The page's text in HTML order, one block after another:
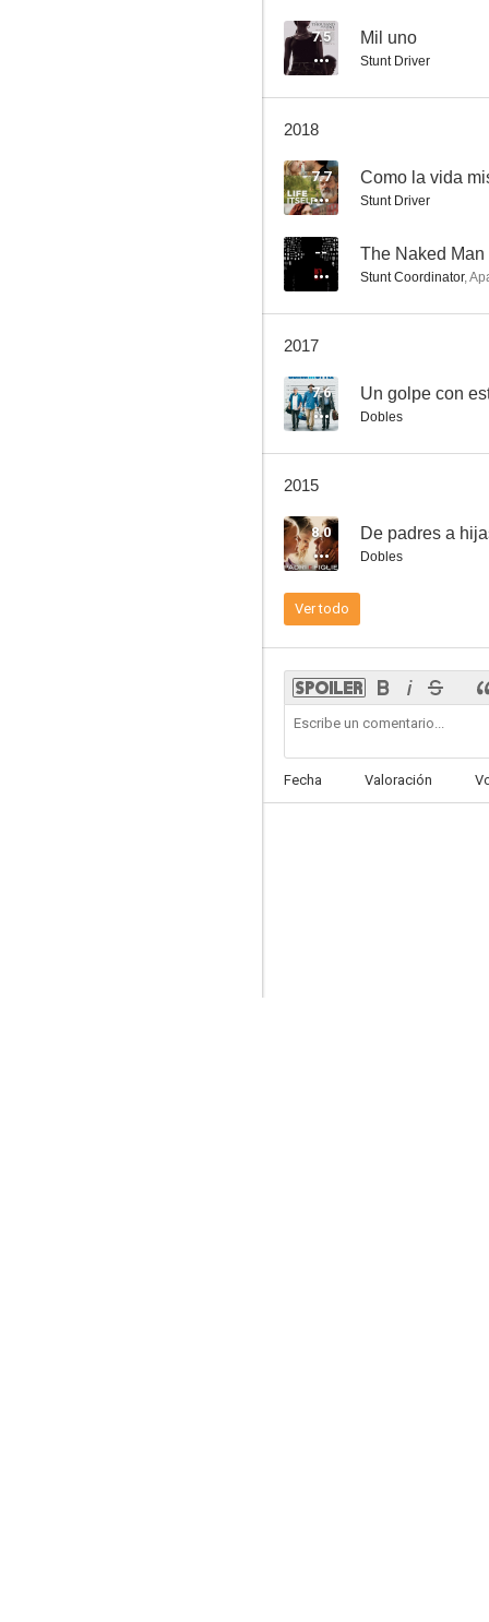
Non-Stop (Sin escalas)
7.1
6.9
6.9
7.5 Mil uno
Stunt Driver
2018
7.7 Como la vida
Stunt Driver
-- The Naked Man
Stunt Coordinator,
2017
7.6 Un golpe con
Dobles
2015
8.0 De padres a
Dobles
Ver todo
Fecha Valoración